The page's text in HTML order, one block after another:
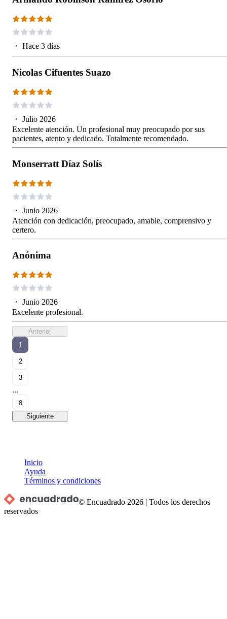
・ Hace 3 días
Nicolas Cifuentes Suazo
・ Julio 2026
Excelente atención. Un profesional muy preocupado por sus
pacientes, atento y dedicado. Totalmente recomendado.
Monserratt Díaz Solís
・ Junio 2026
Atención con dedicación, preocupado, amable, comprensivo y
certero.
Anónima
・ Junio 2026
Excelente profesional.
Anterior
1
2
3
...
8
Siguiente
Inicio
Ayuda
Términos y condiciones
© Encuadrado 2026 |Todos los derechos
reservados